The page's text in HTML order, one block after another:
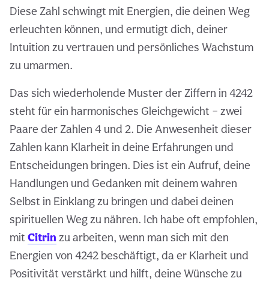
Diese Zahl schwingt mit Energien, die deinen Weg
erleuchten können, und ermutigt dich, deiner
Intuition zu vertrauen und persönliches Wachstum
zu umarmen.
Das sich wiederholende Muster der Ziffern in 4242
steht für ein harmonisches Gleichgewicht – zwei
Paare der Zahlen 4 und 2. Die Anwesenheit dieser
Zahlen kann Klarheit in deine Erfahrungen und
Entscheidungen bringen. Dies ist ein Aufruf, deine
Handlungen und Gedanken mit deinem wahren
Selbst in Einklang zu bringen und dabei deinen
spirituellen Weg zu nähren. Ich habe oft empfohlen,
mit Citrinzu arbeiten, wenn man sich mit den
Energien von 4242 beschäftigt, da er Klarheit und
Positivität verstärkt und hilft, deine Wünsche zu